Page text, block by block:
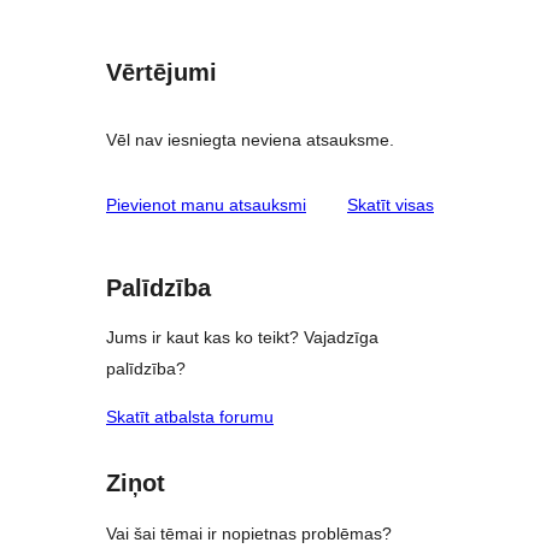
Vērtējumi
Vēl nav iesniegta neviena atsauksme.
Pievienot manu atsauksmi Skatīt visasatsauksmes
Palīdzība
Jums ir kaut kas ko teikt? Vajadzīga
palīdzība?
Skatīt atbalsta forumu
Ziņot
Vai šai tēmai ir nopietnas problēmas?